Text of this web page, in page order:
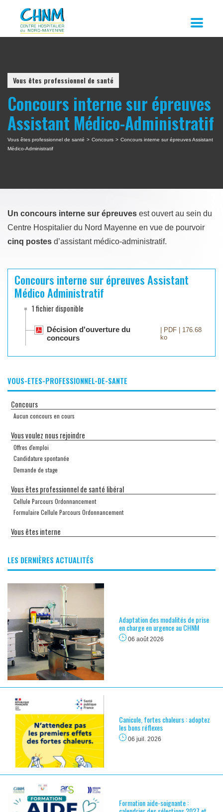
Vous êtes professionnel de santé
Concours interne sur épreuves
Assistant Médico-Administratif
Vous êtes professionnel de santé > Concours > Concours interne sur épreuves Assistant
Médico-Administratif
Un concours interne sur épreuves est ouvert au sein du
Centre Hospitalier du Nord Mayenne en vue de pourvoir
cinq postes d’assistant médico-administratif.
Concours interne sur épreuves Assistant
Médico Administratif
1 fichier disponible
Décision d'ouverture du
concours
| PDF | 176.68
ko
VOUS-ETES-PROFESSIONNEL-DE-SANTE
Concours
Aucun concours en cours
Vous voulez nous rejoindre
Offres d'emploi
Candidature spontanée
Demande de stage
Vous êtes professionnel de santé libéral
Cellule Parcours Ordonnancement
Formulaire Cellule Parcours Ordonnancement
Vous êtes interne
LES DERNIÈRES ACTUALITÉS
Adaptation des modalités de prise
en charge en urgence au CHNM
06 août 2026
Canicule, fortes chaleurs : adoptez
les bons réflexes
06 juil. 2026
Formation aide-soignante :